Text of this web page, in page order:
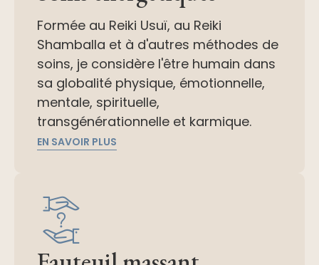
Formée au Reiki Usuï, au Reiki
Shamballa et à d'autres méthodes de
soins, je considère l'être humain dans
sa globalité physique, émotionnelle,
mentale, spirituelle,
transgénérationnelle et karmique.
EN SAVOIR PLUS